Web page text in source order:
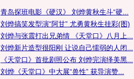
青岛探班电影《硬汉》 刘烨黄秋生斗“硬...
刘烨搞笑发型演“阿甘” 尤勇黄秋生挂彩(图)
刘烨与张震打出兄弟情 《天堂口》八月上...
刘烨新片造型很阳刚 让说自己懦弱的人闭...
《天堂口》首批剧照公布 刘烨完演绎美黑...
刘烨《天堂口》中大展“兽性” 获导演赞...